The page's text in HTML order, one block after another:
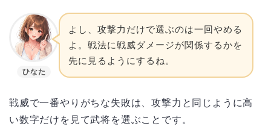
ひなた
よし、攻撃力だけで選ぶのは一回やめる
よ。戦法に戦威ダメージが関係するかを
先に見るようにするね。
戦威で一番やりがちな失敗は、攻撃力と同じように高
い数字だけを見て武将を選ぶことです。